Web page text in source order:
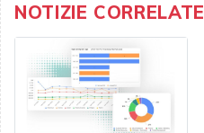
NOTIZIE CORRELATE